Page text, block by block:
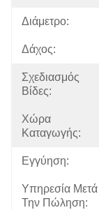
Διάμετρο:
Δάχος:
Σχεδιασμός
Βίδες:
Χώρα
Καταγωγής:
Εγγύηση:
Υπηρεσία Μετά
Την Πώληση: